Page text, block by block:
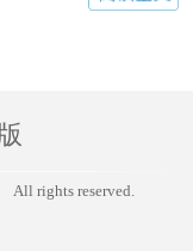
All rights reserved.